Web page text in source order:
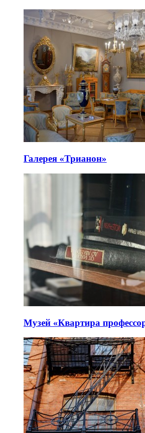
Галерея «Трианон»
Музей «Квартира